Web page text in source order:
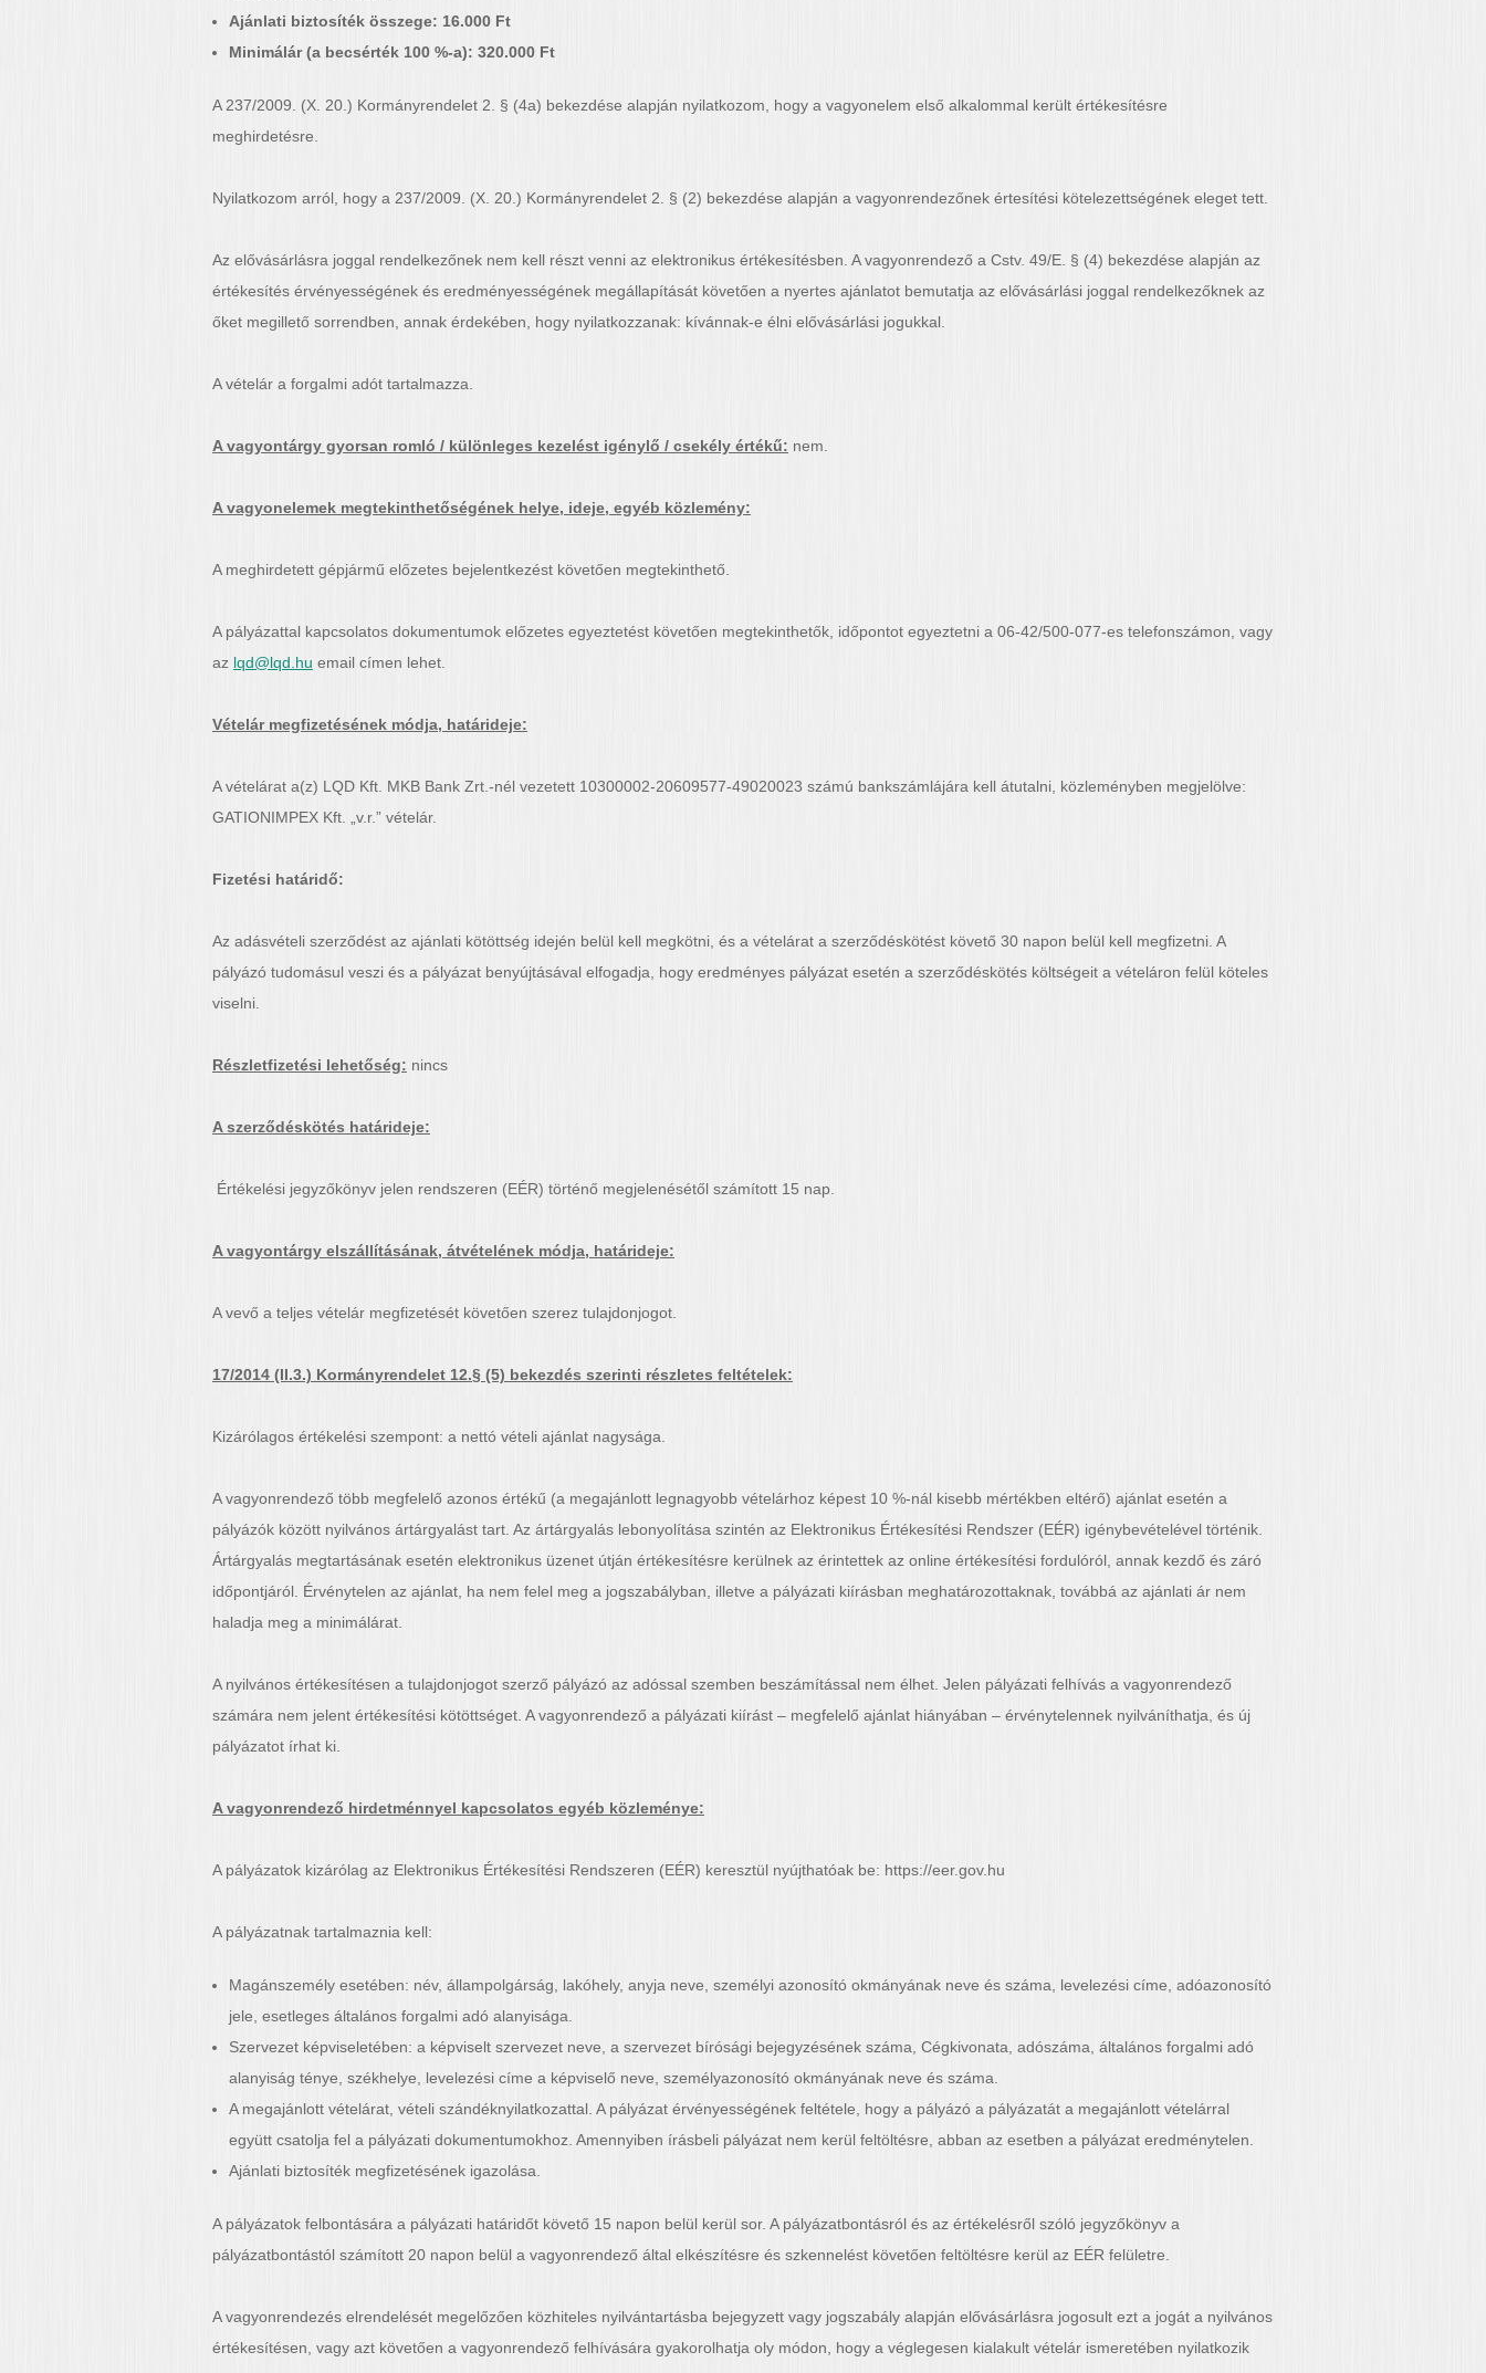
Ajánlati biztosíték összege: 16.000 Ft
Minimálár (a becsérték 100 %-a): 320.000 Ft
A 237/2009. (X. 20.) Kormányrendelet 2. § (4a) bekezdése alapján nyilatkozom, hogy a vagyonelem első alkalommal került értékesítésre
meghirdetésre.
Nyilatkozom arról, hogy a 237/2009. (X. 20.) Kormányrendelet 2. § (2) bekezdése alapján a vagyonrendezőnek értesítési kötelezettségének eleget tett.
Az elővásárlásra joggal rendelkezőnek nem kell részt venni az elektronikus értékesítésben. A vagyonrendező a Cstv. 49/E. § (4) bekezdése alapján az
értékesítés érvényességének és eredményességének megállapítását követően a nyertes ajánlatot bemutatja az elővásárlási joggal rendelkezőknek az
őket megillető sorrendben, annak érdekében, hogy nyilatkozzanak: kívánnak-e élni elővásárlási jogukkal.
A vételár a forgalmi adót tartalmazza.
A vagyontárgy gyorsan romló / különleges kezelést igénylő / csekély értékű: nem.
A vagyonelemek megtekinthetőségének helye, ideje, egyéb közlemény:
A meghirdetett gépjármű előzetes bejelentkezést követően megtekinthető.
A pályázattal kapcsolatos dokumentumok előzetes egyeztetést követően megtekinthetők, időpontot egyeztetni a 06-42/500-077-es telefonszámon, vagy
az lqd@lqd.hu email címen lehet.
Vételár megfizetésének módja, határideje:
A vételárat a(z) LQD Kft. MKB Bank Zrt.-nél vezetett 10300002-20609577-49020023 számú bankszámlájára kell átutalni, közleményben megjelölve:
GATIONIMPEX Kft. „v.r.” vételár.
Fizetési határidő:
Az adásvételi szerződést az ajánlati kötöttség idején belül kell megkötni, és a vételárat a szerződéskötést követő 30 napon belül kell megfizetni. A
pályázó tudomásul veszi és a pályázat benyújtásával elfogadja, hogy eredményes pályázat esetén a szerződéskötés költségeit a vételáron felül köteles
viselni.
Részletfizetési lehetőség: nincs
A szerződéskötés határideje:
Értékelési jegyzőkönyv jelen rendszeren (EÉR) történő megjelenésétől számított 15 nap.
A vagyontárgy elszállításának, átvételének módja, határideje:
A vevő a teljes vételár megfizetését követően szerez tulajdonjogot.
17/2014 (II.3.) Kormányrendelet 12.§ (5) bekezdés szerinti részletes feltételek:
Kizárólagos értékelési szempont: a nettó vételi ajánlat nagysága.
A vagyonrendező több megfelelő azonos értékű (a megajánlott legnagyobb vételárhoz képest 10 %-nál kisebb mértékben eltérő) ajánlat esetén a
pályázók között nyilvános ártárgyalást tart. Az ártárgyalás lebonyolítása szintén az Elektronikus Értékesítési Rendszer (EÉR) igénybevételével történik.
Ártárgyalás megtartásának esetén elektronikus üzenet útján értékesítésre kerülnek az érintettek az online értékesítési fordulóról, annak kezdő és záró
időpontjáról. Érvénytelen az ajánlat, ha nem felel meg a jogszabályban, illetve a pályázati kiírásban meghatározottaknak, továbbá az ajánlati ár nem
haladja meg a minimálárat.
A nyilvános értékesítésen a tulajdonjogot szerző pályázó az adóssal szemben beszámítással nem élhet. Jelen pályázati felhívás a vagyonrendező
számára nem jelent értékesítési kötöttséget. A vagyonrendező a pályázati kiírást – megfelelő ajánlat hiányában – érvénytelennek nyilváníthatja, és új
pályázatot írhat ki.
A vagyonrendező hirdetménnyel kapcsolatos egyéb közleménye:
A pályázatok kizárólag az Elektronikus Értékesítési Rendszeren (EÉR) keresztül nyújthatóak be: https://eer.gov.hu
A pályázatnak tartalmaznia kell:
Magánszemély esetében: név, állampolgárság, lakóhely, anyja neve, személyi azonosító okmányának neve és száma, levelezési címe, adóazonosító
jele, esetleges általános forgalmi adó alanyisága.
Szervezet képviseletében: a képviselt szervezet neve, a szervezet bírósági bejegyzésének száma, Cégkivonata, adószáma, általános forgalmi adó
alanyiság ténye, székhelye, levelezési címe a képviselő neve, személyazonosító okmányának neve és száma.
A megajánlott vételárat, vételi szándéknyilatkozattal. A pályázat érvényességének feltétele, hogy a pályázó a pályázatát a megajánlott vételárral
együtt csatolja fel a pályázati dokumentumokhoz. Amennyiben írásbeli pályázat nem kerül feltöltésre, abban az esetben a pályázat eredménytelen.
Ajánlati biztosíték megfizetésének igazolása.
A pályázatok felbontására a pályázati határidőt követő 15 napon belül kerül sor. A pályázatbontásról és az értékelésről szóló jegyzőkönyv a
pályázatbontástól számított 20 napon belül a vagyonrendező által elkészítésre és szkennelést követően feltöltésre kerül az EÉR felületre.
A vagyonrendezés elrendelését megelőzően közhiteles nyilvántartásba bejegyzett vagy jogszabály alapján elővásárlásra jogosult ezt a jogát a nyilvános
értékesítésen, vagy azt követően a vagyonrendező felhívására gyakorolhatja oly módon, hogy a véglegesen kialakult vételár ismeretében nyilatkozik